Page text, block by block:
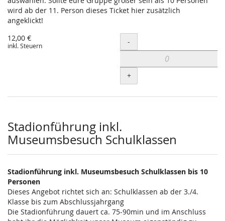
wird ab der 11. Person dieses Ticket hier zusätzlich
angeklickt!
12,00 €
inkl. Steuern Menge
-
+
Stadionführung inkl.
Museumsbesuch Schulklassen
Stadionführung inkl. Museumsbesuch Schulklassen bis 10
Personen
Dieses Angebot richtet sich an: Schulklassen ab der 3./4.
Klasse bis zum Abschlussjahrgang
Die Stadionführung dauert ca. 75-90min und im Anschluss